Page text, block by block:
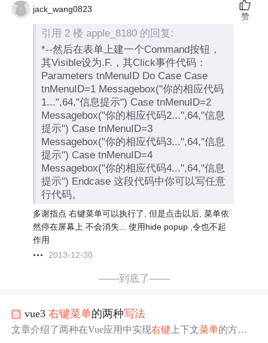
jack_wang0823
引用 2 楼 apple_8180 的回复:
*--然后在表单上建一个Command按钮，
其Visible设为.F.，其Click事件代码：
Parameters tnMenuID Do Case Case
tnMenuID=1 Messagebox("你的相应代码
1...",64,"信息提示") Case tnMenuID=2
Messagebox("你的相应代码2...",64,"信息
提示") Case tnMenuID=3
Messagebox("你的相应代码3...",64,"信息
提示") Case tnMenuID=4
Messagebox("你的相应代码4...",64,"信息
提示") Endcase 这段代码中你可以写任意
行代码。
多谢指点 右键菜单可以执行了, 但是点击以后, 菜单依
然停在屏幕上 不会消失... 使用hide popup ,令也不起
作用
2013-12-30
赞
——到底了——
vue3右键菜单的两种写法
文章介绍了两种在Vue应用中实现右键 上下文菜单的方